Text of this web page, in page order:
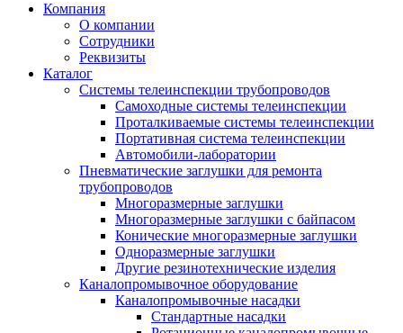
Компания
О компании
Сотрудники
Реквизиты
Каталог
Системы телеинспекции трубопроводов
Самоходные системы телеинспекции
Проталкиваемые системы телеинспекции
Портативная система телеинспекции
Автомобили-лаборатории
Пневматические заглушки для ремонта
трубопроводов
Многоразмерные заглушки
Многоразмерные заглушки с байпасом
Конические многоразмерные заглушки
Одноразмерные заглушки
Другие резинотехнические изделия
Каналопромывочное оборудование
Каналопромывочные насадки
Стандартные насадки